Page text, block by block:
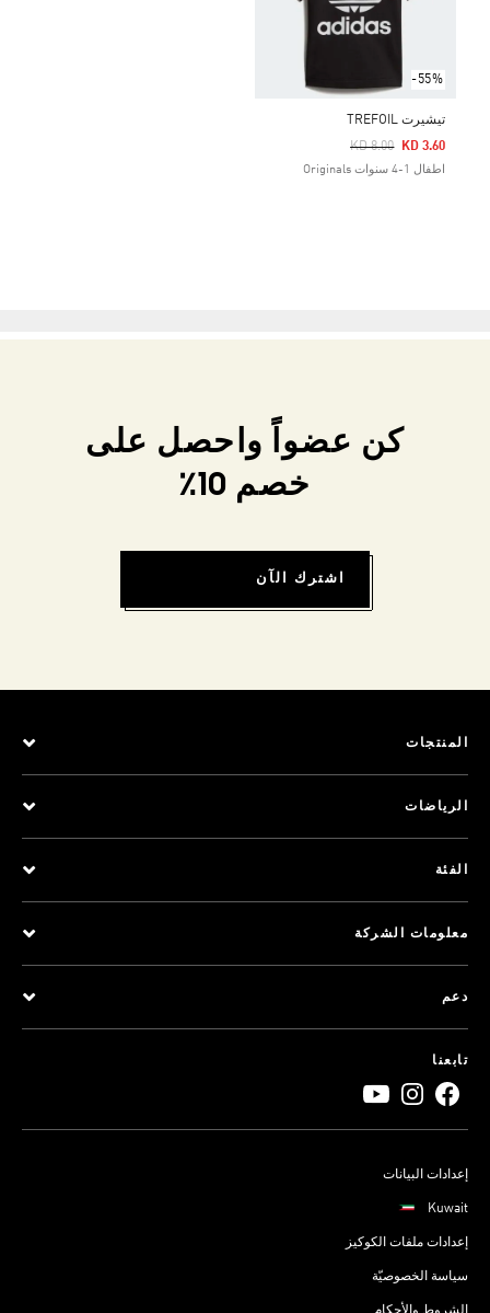
-55%
تيشيرت TREFOIL
Price Reduced From
KD 8.00
To KD 3.60
اطفال 1-4 سنوات Originals
كن عضواً واحصل على
خصم 10٪
اشترك الآن
المنتجات
الرياضات
الفئة
معلومات الشركة
دعم
تابعنا
إعدادات البيانات
Kuwait
إعدادات ملفات الكوكيز
سياسة الخصوصيّة